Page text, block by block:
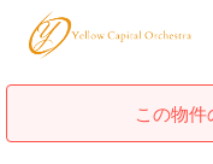
この物件